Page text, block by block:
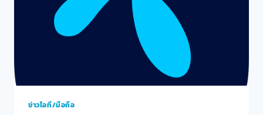
ข่าวไอที/มือถือ